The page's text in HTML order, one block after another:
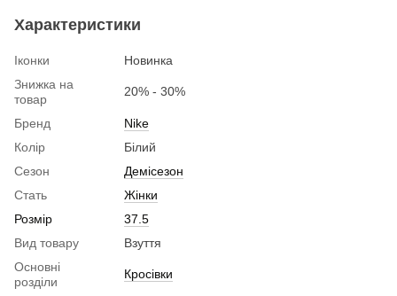
Характеристики
Іконки
Новинка
Знижка на
товар
20% - 30%
Бренд
Nike
Колір
Білий
Сезон
Демісезон
Стать
Жінки
Розмір
37.5
Вид товару
Взуття
Основні
розділи
Кросівки